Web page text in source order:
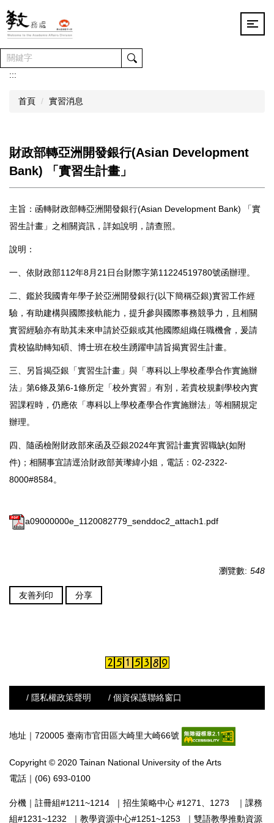
跳
到
主
要
內
容
:::
首頁 實習消息
財政部轉亞洲開發銀行(Asian Development
Bank) 「實習生計畫」
主旨：函轉財政部轉亞洲開發銀行(Asian Development Bank) 「實
習生計畫」之相關資訊，詳如說明，請查照。
說明：
一、依財政部112年8月21日台財際字第11224519780號函辦理。
二、鑑於我國青年學子於亞洲開發銀行(以下簡稱亞銀)實習工作經
驗，有助建構與國際接軌能力，提升參與國際事務競爭力，且相關
實習經驗亦有助其未來申請於亞銀或其他國際組織任職機會，爰請
貴校協助轉知碩、博士班在校生踴躍申請旨揭實習生計畫。
三、另旨揭亞銀「實習生計畫」與「專科以上學校產學合作實施辦
法」第6條及第6-1條所定「校外實習」有別，若貴校規劃學校內實
習課程時，仍應依「專科以上學校產學合作實施辦法」等相關規定
辦理。
四、隨函檢附財政部來函及亞銀2024年實習計畫實習職缺(如附
件)；相關事宜請逕洽財政部黃瓈緯小姐，電話：02-2322-
8000#8584。
a09000000e_1120082779_senddoc2_attach1.pdf
瀏覽數: 548
友善列印 分享
/ 隱私權政策聲明 / 個資保護聯絡窗口
地址｜720005 臺南市官田區大崎里大崎66號
Copyright © 2020 Tainan National University of the Arts
電話｜(06) 693-0100
分機｜ 註冊組#1211~1214 ｜ 招生策略中心 #1271、1273 ｜ 課務
組#1231~1232
｜ 教學資源中心#1251~1253 ｜ 雙語教學推動資源